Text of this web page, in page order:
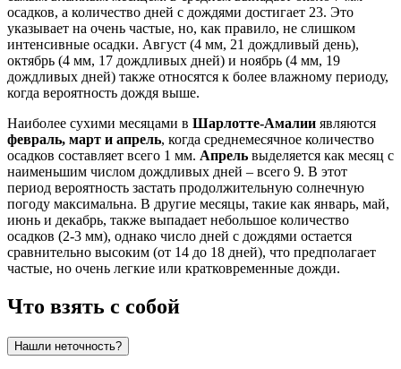
осадков, а количество дней с дождями достигает 23. Это
указывает на очень частые, но, как правило, не слишком
интенсивные осадки. Август (4 мм, 21 дождливый день),
октябрь (4 мм, 17 дождливых дней) и ноябрь (4 мм, 19
дождливых дней) также относятся к более влажному периоду,
когда вероятность дождя выше.
Наиболее сухими месяцами в Шарлотте-Амалии являются
февраль, март и апрель, когда среднемесячное количество
осадков составляет всего 1 мм. Апрель выделяется как месяц с
наименьшим числом дождливых дней – всего 9. В этот
период вероятность застать продолжительную солнечную
погоду максимальна. В другие месяцы, такие как январь, май,
июнь и декабрь, также выпадает небольшое количество
осадков (2-3 мм), однако число дней с дождями остается
сравнительно высоким (от 14 до 18 дней), что предполагает
частые, но очень легкие или кратковременные дожди.
Что взять с собой
Нашли неточность?